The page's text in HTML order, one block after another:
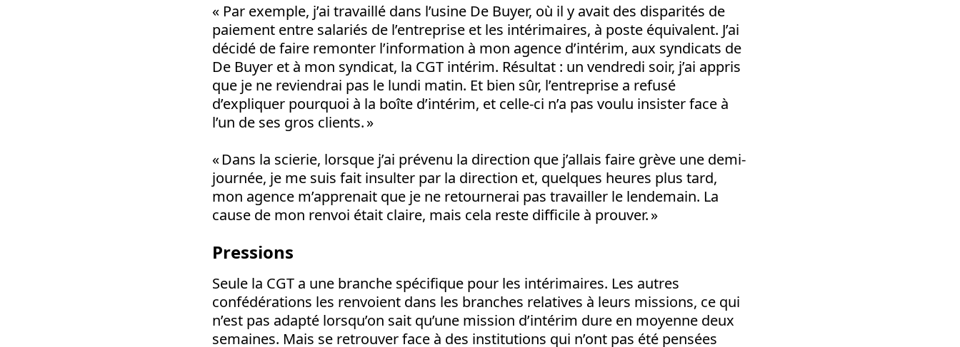
« Par exemple, j’ai travaillé dans l’usine De Buyer, où il y avait des disparités de
paiement entre salariés de l’entreprise et les intérimaires, à poste équivalent. J’ai
décidé de faire remonter l’information à mon agence d’intérim, aux syndicats de
De Buyer et à mon syndicat, la CGT intérim. Résultat : un vendredi soir, j’ai appris
que je ne reviendrai pas le lundi matin. Et bien sûr, l’entreprise a refusé
d’expliquer pourquoi à la boîte d’intérim, et celle-ci n’a pas voulu insister face à
l’un de ses gros clients. »
« Dans la scierie, lorsque j’ai prévenu la direction que j’allais faire grève une demi-
journée, je me suis fait insulter par la direction et, quelques heures plus tard,
mon agence m’apprenait que je ne retournerai pas travailler le lendemain. La
cause de mon renvoi était claire, mais cela reste difficile à prouver. »
Pressions
Seule la CGT a une branche spécifique pour les intérimaires. Les autres
confédérations les renvoient dans les branches relatives à leurs missions, ce qui
n’est pas adapté lorsqu’on sait qu’une mission d’intérim dure en moyenne deux
semaines. Mais se retrouver face à des institutions qui n’ont pas été pensées